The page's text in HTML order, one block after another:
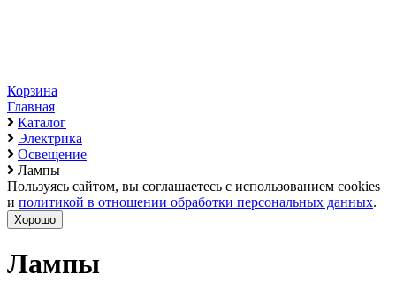
Корзина
Главная
Каталог
Электрика
Освещение
Лампы
Пользуясь сайтом, вы соглашаетесь с использованием cookies
и политикой в отношении обработки персональных данных.
Хорошо
Лампы